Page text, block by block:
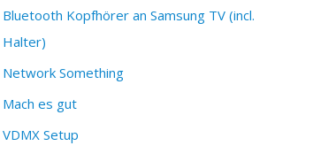
Bluetooth Kopfhörer an Samsung TV (incl.
Halter)
Network Something
Mach es gut
VDMX Setup